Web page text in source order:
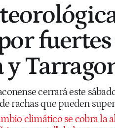
y
cerrará este
rachas que pueden
climático se cobra la